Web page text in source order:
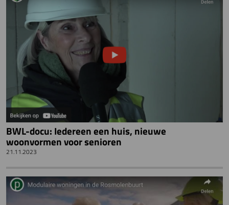
BWL-docu: Iedereen een huis, nieuwe
woonvormen voor senioren
21.11.2023